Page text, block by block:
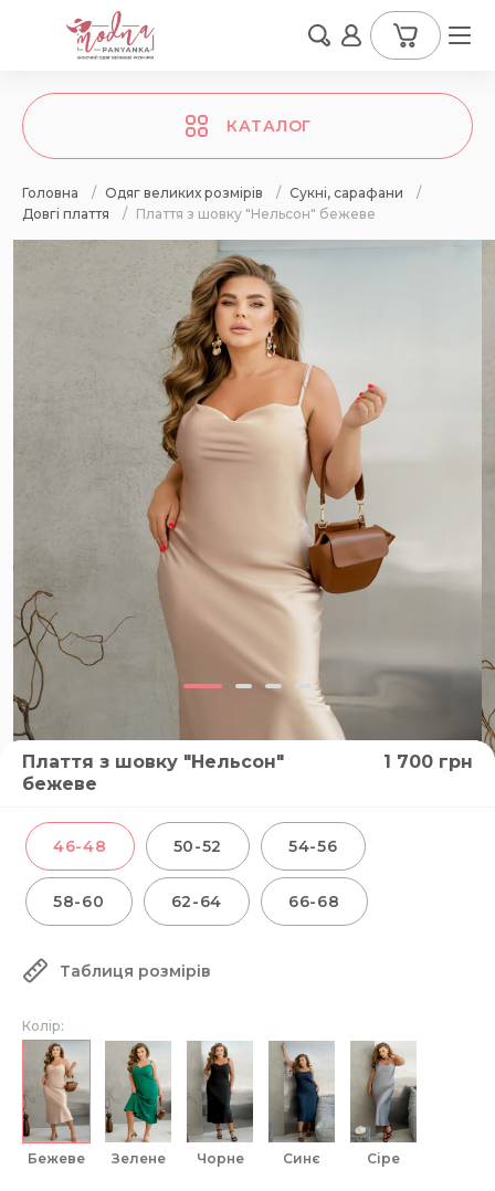
КАТАЛОГ
Головна / Одяг великих розмірів / Сукні, сарафани
/
Довгі плаття
/ Плаття з шовку "Нельсон" бежеве
Плаття з шовку "Нельсон"
бежеве
1 700 грн
46-48 50-52 54-56
58-60 62-64 66-68
Таблиця розмірів
Колір:
бежеве зелене чорне синє сіре